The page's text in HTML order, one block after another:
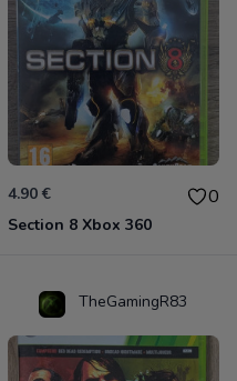
4.90 € 0
Section 8 Xbox 360
TheGamingR83